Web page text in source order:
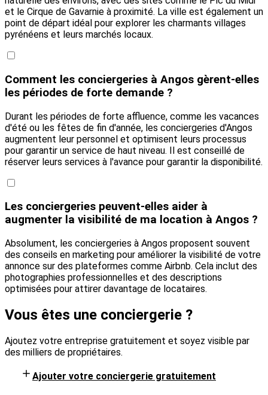
et le Cirque de Gavarnie à proximité. La ville est également un
point de départ idéal pour explorer les charmants villages
pyrénéens et leurs marchés locaux.
Comment les conciergeries à Angos gèrent-elles
les périodes de forte demande ?
Durant les périodes de forte affluence, comme les vacances
d'été ou les fêtes de fin d'année, les conciergeries d'Angos
augmentent leur personnel et optimisent leurs processus
pour garantir un service de haut niveau. Il est conseillé de
réserver leurs services à l'avance pour garantir la disponibilité.
Les conciergeries peuvent-elles aider à
augmenter la visibilité de ma location à Angos ?
Absolument, les conciergeries à Angos proposent souvent
des conseils en marketing pour améliorer la visibilité de votre
annonce sur des plateformes comme Airbnb. Cela inclut des
photographies professionnelles et des descriptions
optimisées pour attirer davantage de locataires.
Vous êtes une conciergerie ?
Ajoutez votre entreprise gratuitement et soyez visible par
des milliers de propriétaires.
Ajouter votre conciergerie gratuitement